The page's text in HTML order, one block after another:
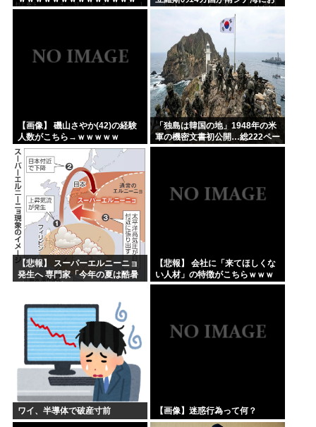
ｗｗｗｗｗｗxｗｗｗｗｗｗｗｗ
ける中国の一方的行動に反対声
明 中国、国際的孤立へ
【画像】 磯山さやか(42)の経験
人数がこちら→ｗｗｗｗｗ
「独島は韓国の地」1948年の米
軍の機密文書初公開…総222ペー
ジ！
【悲報】 スーパーエルニーニョ
発生へ 専門家「今年の夏は酷暑
【悲報】 会社に「来てほしくな
い人材」の特徴がこちらｗｗｗ
ｗｗ
ワイ、半導体で破産寸前 【画像】迷惑行為って何？